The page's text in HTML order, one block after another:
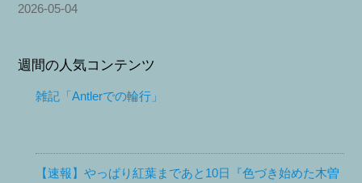
2026-05-04
週間の人気コンテンツ
雑記「Antlerでの輪行」
【速報】やっぱり紅葉まであと10日『色づき始めた木曽